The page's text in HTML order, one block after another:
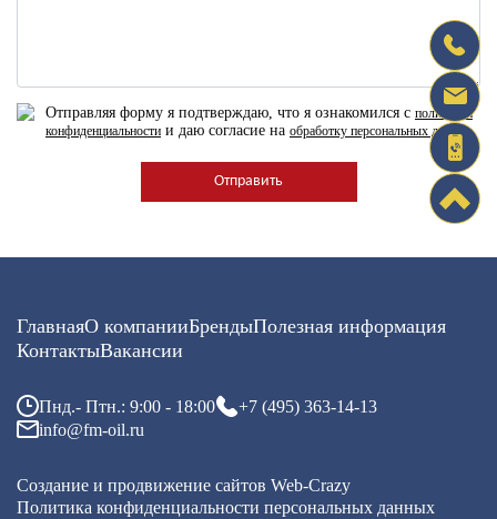
Отправляя форму я подтверждаю, что я ознакомился с политикой
конфиденциальности и даю согласие на обработку персональных данных
ГлавнаяО компанииБрендыПолезная информация
КонтактыВакансии
Пнд.- Птн.: 9:00 - 18:00
+7 (495) 363-14-13
info@fm-oil.ru
Создание и продвижение сайтов Web-Crazy
Политика конфиденциальности персональных данных